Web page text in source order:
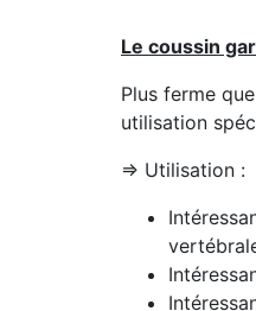
Le coussin
Plus ferme
utilisation
=> Utilisation :